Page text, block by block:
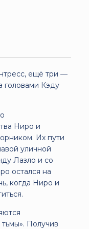
ещё три —
головами Кэду
Ниро и
Их пути
уличной
Лазло и со
остался на
когда Ниро и
Получив